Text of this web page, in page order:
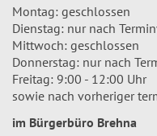
Montag: geschlossen
Dienstag: nur nach
Mittwoch: geschlossen
Donnerstag: nur nach
Freitag: 9:00 - 12:00 Uhr
sowie nach vorheriger
im Bürgerbüro Brehna